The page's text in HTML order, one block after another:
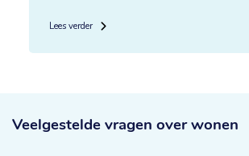
Lees verder
Veelgestelde vragen over wonen